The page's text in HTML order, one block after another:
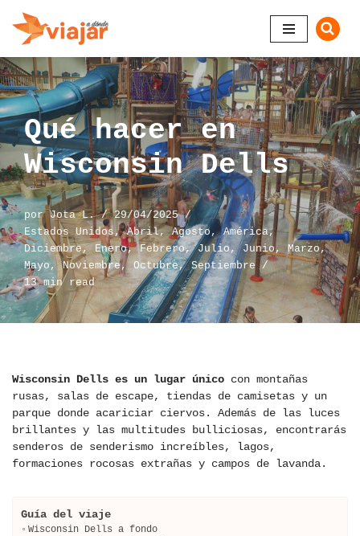
Saltar
al
contenido
Qué hacer en
Wisconsin Dells
porJota L.
29/04/2025
Estados Unidos,Abril,Agosto ,América,
Diciembre, Enero,Febrero,Julio,Junio,Marzo,
Mayo,Noviembre, Octubre, Septiembre
13 min read
Wisconsin Dells es un lugar único con montañas
rusas, salas de escape, tiendas de camisetas y un
parque donde acariciar ciervos. Además de las luces
brillantes y las multitudes bulliciosas, encontrarás
senderos de senderismo increíbles, lagos,
formaciones rocosas extrañas y campos de lavanda.
Guía del viaje
Wisconsin Dells a fondo